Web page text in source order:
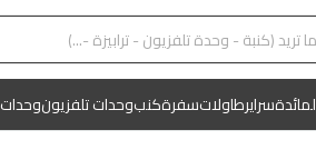
سرايرطاولاتسفرةكنبوحدات تلفزيونوحدات